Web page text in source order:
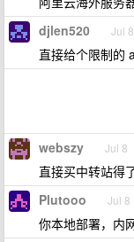
djlen520 Jul 8
直接给个限制的
webszy Jul 8
直接买中转站得
Plutooo Jul 8
你本地部署，内